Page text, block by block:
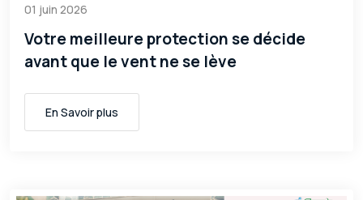
01 juin 2026
Votre meilleure protection se décide
avant que le vent ne se lève
En Savoir plus